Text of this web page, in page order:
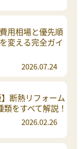
用相場と優先順
変える完全ガイ
2026.07.24
】断熱リフォーム
をすべて解説！
2026.02.26